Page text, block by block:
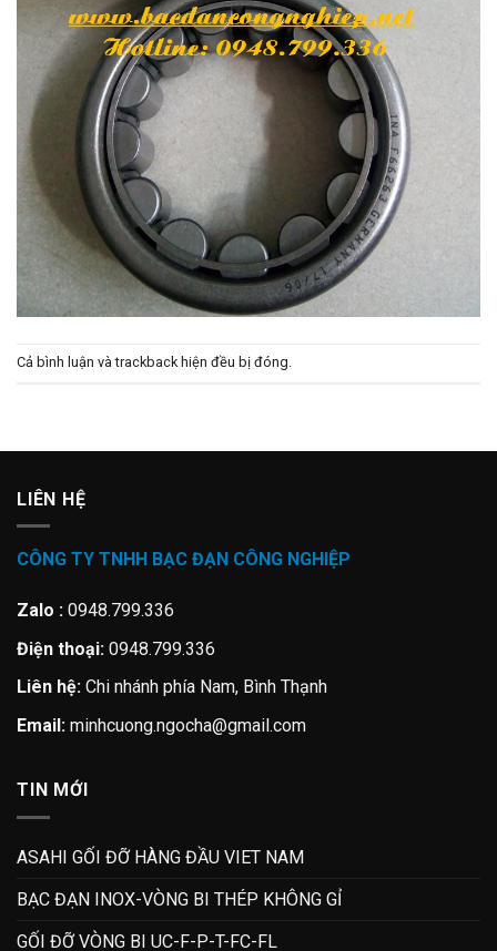
Cả bình luận và trackback hiện đều bị đóng.
LIÊN HỆ
CÔNG TY TNHH BẠC ĐẠN CÔNG NGHIỆP
Zalo : 0948.799.336
Điện thoại: 0948.799.336
Liên hệ: Chi nhánh phía Nam, Bình Thạnh
Email: minhcuong.ngocha@gmail.com
TIN MỚI
ASAHI GỐI ĐỠ HÀNG ĐẦU VIET NAM
BẠC ĐẠN INOX-VÒNG BI THÉP KHÔNG GỈ
GỐI ĐỠ VÒNG BI UC-F-P-T-FC-FL